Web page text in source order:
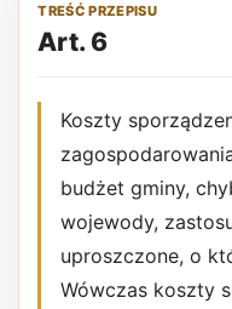
TREŚĆ PRZEPISU
Art. 6
Koszty
budżet gminy,
wojewody,
uproszczone, o
Wówczas koszty